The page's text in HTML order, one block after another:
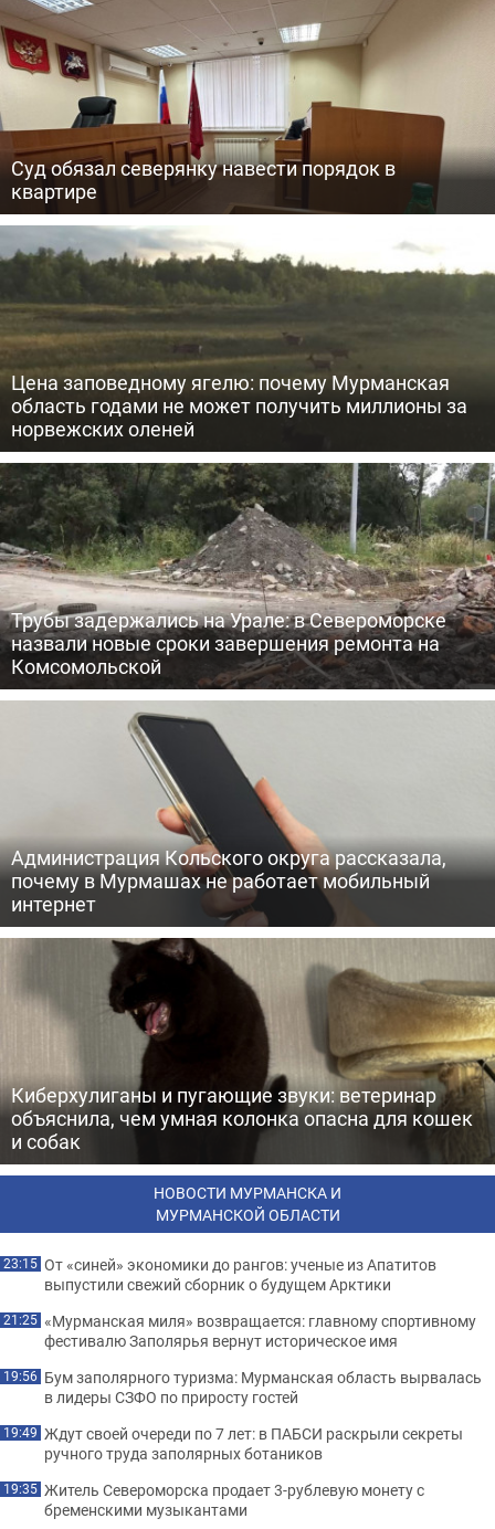
Суд обязал северянку навести порядок в
квартире
Цена заповедному ягелю: почему Мурманская
область годами не может получить миллионы за
норвежских оленей
Трубы задержались на Урале: в Североморске
назвали новые сроки завершения ремонта на
Комсомольской
Администрация Кольского округа рассказала,
почему в Мурмашах не работает мобильный
интернет
Киберхулиганы и пугающие звуки: ветеринар
объяснила, чем умная колонка опасна для кошек
и собак
НОВОСТИ МУРМАНСКА И
МУРМАНСКОЙ ОБЛАСТИ
23:15 От «синей» экономики до рангов: ученые из Апатитов
выпустили свежий сборник о будущем Арктики
21:25 «Мурманская миля» возвращается: главному спортивному
фестивалю Заполярья вернут историческое имя
19:56 Бум заполярного туризма: Мурманская область вырвалась
в лидеры СЗФО по приросту гостей
19:49 Ждут своей очереди по 7 лет: в ПАБСИ раскрыли секреты
ручного труда заполярных ботаников
19:35 Житель Североморска продает 3-рублевую монету с
бременскими музыкантами